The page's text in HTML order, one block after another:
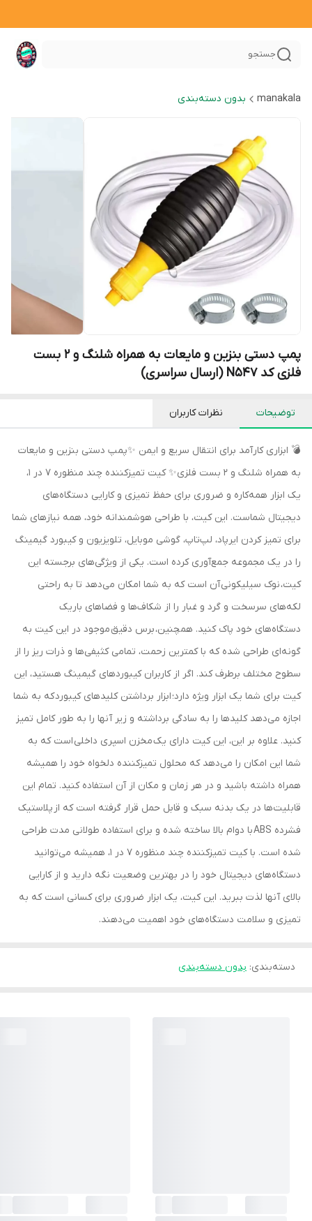
جستجو
manakala بدون دسته‌بندی
پمپ دستی بنزین و مایعات به همراه شلنگ و 2 بست
فلزی کد N547 (ارسال سراسری)
توضیحات نظرات کاربران
💣 ابزاری کارآمد برای انتقال سریع و ایمن ✨پمپ دستی بنزین و مایعات
به همراه شلنگ و 2 بست فلزی✨ کیت تمیزکننده چند منظوره 7 در 1،
یک ابزار همه‌کاره و ضروری برای حفظ تمیزی و کارایی دستگاه‌های
دیجیتال شماست. این کیت، با طراحی هوشمندانه خود، همه نیازهای شما
برای تمیز کردن ایرپاد، لپ‌تاپ، گوشی موبایل، تلویزیون و کیبورد گیمینگ
را در یک مجموعه جمع‌آوری کرده است. یکی از ویژگی‌های برجسته این
کیت، نوک سیلیکونی آن است که به شما امکان می‌دهد تا به راحتی
لکه‌های سرسخت و گرد و غبار را از شکاف‌ها و فضاهای باریک
دستگاه‌های خود پاک کنید. همچنین، برس دقیق موجود در این کیت به
گونه‌ای طراحی شده که با کمترین زحمت، تمامی کثیفی‌ها و ذرات ریز را از
سطوح مختلف برطرف کند. اگر از کاربران کیبوردهای گیمینگ هستید، این
کیت برای شما یک ابزار ویژه دارد؛ ابزار برداشتن کلیدهای کیبورد که به شما
اجازه می‌دهد کلیدها را به سادگی برداشته و زیر آنها را به طور کامل تمیز
کنید. علاوه بر این، این کیت دارای یک مخزن اسپری داخلی است که به
شما این امکان را می‌دهد که محلول تمیزکننده دلخواه خود را همیشه
همراه داشته باشید و در هر زمان و مکان از آن استفاده کنید. تمام این
قابلیت‌ها در یک بدنه سبک و قابل حمل قرار گرفته است که از پلاستیک
فشرده ABS با دوام بالا ساخته شده و برای استفاده طولانی مدت طراحی
شده است. با کیت تمیزکننده چند منظوره 7 در 1، همیشه می‌توانید
دستگاه‌های دیجیتال خود را در بهترین وضعیت نگه دارید و از کارایی
بالای آنها لذت ببرید. این کیت، یک ابزار ضروری برای کسانی است که به
تمیزی و سلامت دستگاه‌های خود اهمیت می‌دهند.
دسته‌بندی: بدون دسته‌بندی